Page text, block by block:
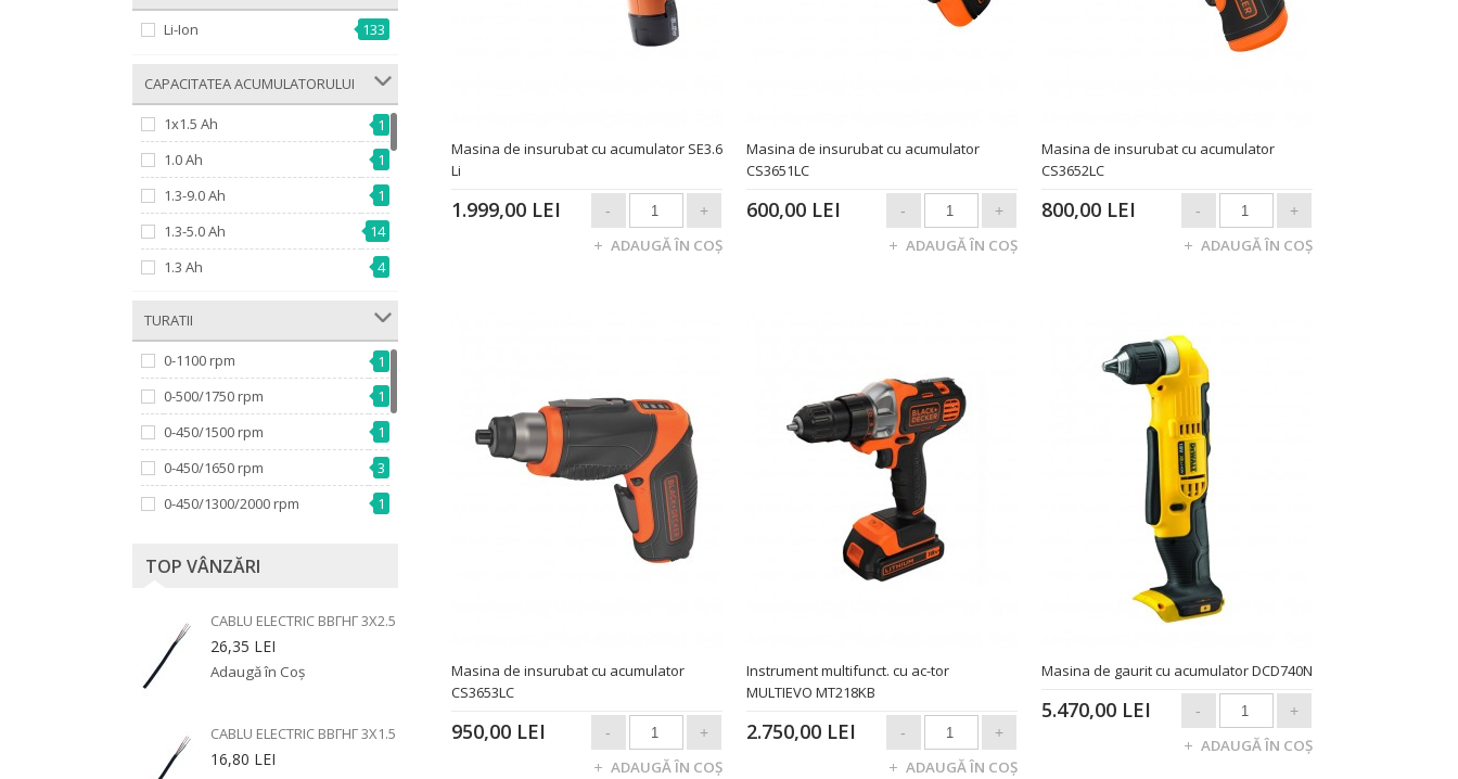
Li-Ion 133
­ CAPACITATEA ACUMULATORULUI
1x1.5 Ah
1
1.0 Ah
1
1.3-9.0 Ah
1
1.3-5.0 Ah
14
1.3 Ah
4
1.7 Ah
4
2x1.5 Ah
2
2x5.0 Ah
2
2x 2.0 Ah
3
2.0 Ah
30
1
3x5.0 Ah
4x 5.0 Ah
1
4.0 Ah
5.4 Ah
6
6.0 Ah
­ TURATII
0-1100 rpm
1
0-500/1750 rpm
1
0-450/1500 rpm
1
0-450/1650 rpm
3
0-450/1300/2000 rpm
1
0-400/1200/1900 rpm
1650 rot/min
2000 rot/min
2500 rot/min
TOP VÂNZĂRI
CABLU ELECTRIC ВВГНГ 3X2.5
26,35 LEI
CABLU ELECTRIC ВВГНГ 3X1.5
16,80 LEI
Masina de insurubat cu acumulator SE3.6
Li
1.999,00 LEI
Masina de insurubat cu acumulator
CS3651LC
600,00 LEI
Masina de insurubat cu acumulator
CS3652LC
800,00 LEI
Masina de insurubat cu acumulator
CS3653LC
950,00 LEI
Instrument multifunct. cu ac-tor
MULTIEVO MT218KB
2.750,00 LEI
Masina de gaurit cu acumulator DCD740N
5.470,00 LEI